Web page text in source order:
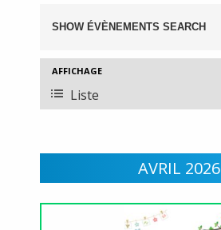
RECHERCHE
ET
NAVIGATION
DE
SHOW ÉVÈNEMENTS SEARCH
Navigation
de
vues
AFFICHAGE
Liste
AVRIL 2026